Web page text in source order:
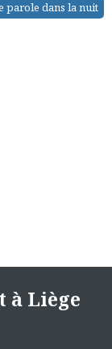
parole dans la nuit
à Liège